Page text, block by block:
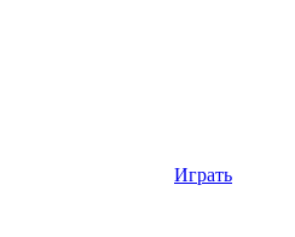
Играть